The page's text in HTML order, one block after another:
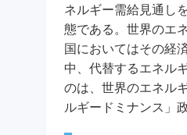
ネルギー需給見通し
態である。世界のエ
国においてはその経
中、代替するエネル
のは、世界のエネル
ルギードミナンス」